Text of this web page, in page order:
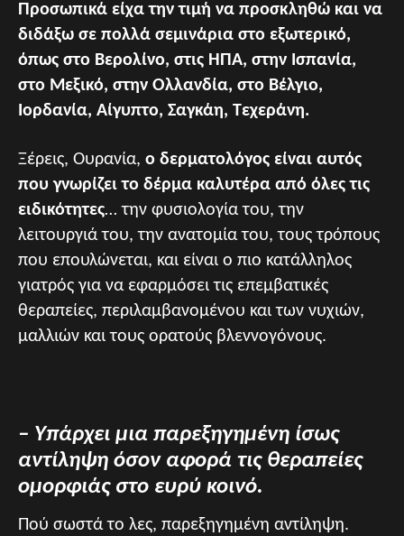
Προσωπικά είχα την τιμή να προσκληθώ και να
διδάξω σε πολλά σεμινάρια στο εξωτερικό,
όπως στο Βερολίνο, στις ΗΠΑ, στην Ισπανία,
στο Μεξικό, στην Ολλανδία, στο Βέλγιο,
Ιορδανία, Αίγυπτο, Σαγκάη, Τεχεράνη.
Ξέρεις, Ουρανία, ο δερματολόγος είναι αυτός
που γνωρίζει το δέρμα καλυτέρα από όλες τις
ειδικότητες… την φυσιολογία του, την
λειτουργιά του, την ανατομία του, τους τρόπους
που επουλώνεται, και είναι ο πιο κατάλληλος
γιατρός για να εφαρμόσει τις επεμβατικές
θεραπείες, περιλαμβανομένου και των νυχιών,
μαλλιών και τους ορατούς βλεννογόνους.
– Υπάρχει μια παρεξηγημένη ίσως
αντίληψη όσον αφορά τις θεραπείες
ομορφιάς στο ευρύ κοινό.
Πού σωστά το λες, παρεξηγημένη αντίληψη.